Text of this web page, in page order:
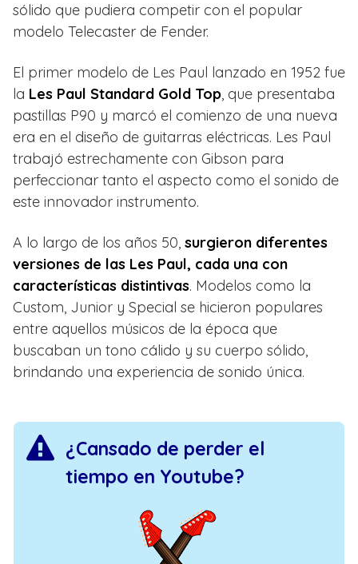
sólido que pudiera competir con el popular
modelo Telecaster de Fender.
El primer modelo de Les Paul lanzado en 1952 fue
la Les Paul Standard Gold Top, que presentaba
pastillas P90 y marcó el comienzo de una nueva
era en el diseño de guitarras eléctricas. Les Paul
trabajó estrechamente con Gibson para
perfeccionar tanto el aspecto como el sonido de
este innovador instrumento.
A lo largo de los años 50, surgieron diferentes
versiones de las Les Paul, cada una con
características distintivas. Modelos como la
Custom, Junior y Special se hicieron populares
entre aquellos músicos de la época que
buscaban un tono cálido y su cuerpo sólido,
brindando una experiencia de sonido única.
¿Cansado de perder el
tiempo en Youtube?